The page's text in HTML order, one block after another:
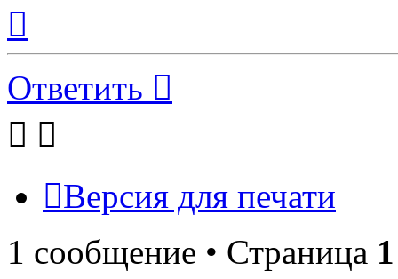
началу
Ответить
Версия для печати
1 сообщение • Страница 1